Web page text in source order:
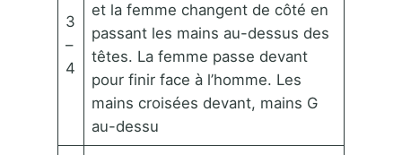
3
–
4
et la femme changent de côté en
passant les mains au-dessus des
têtes. La femme passe devant
pour finir face à l’homme. Les
mains croisées devant, mains G
au-dessu